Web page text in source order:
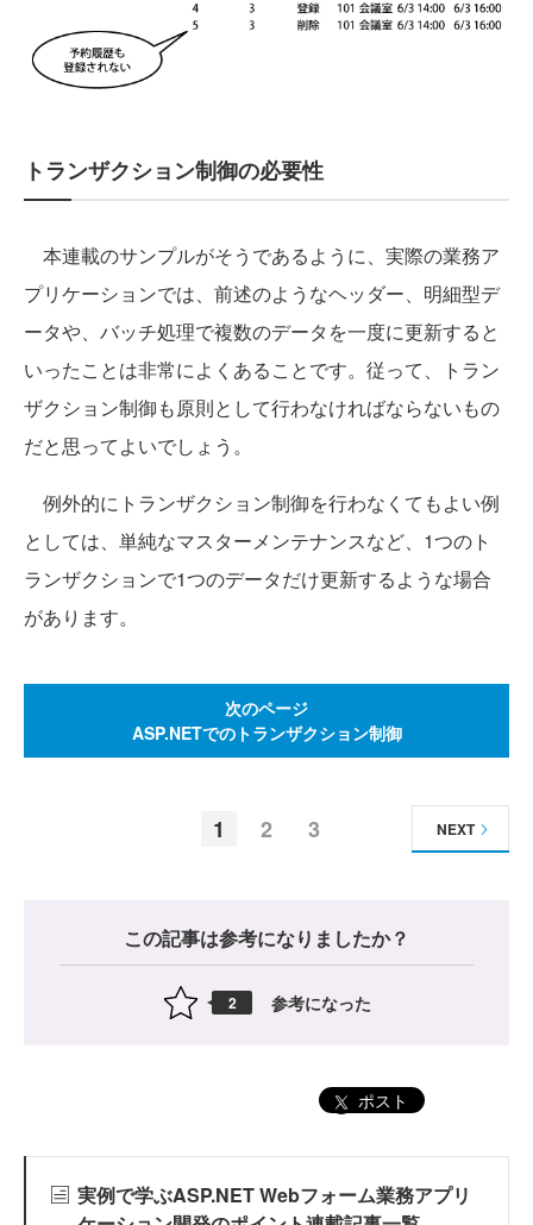
トランザクション制御の必要性
本連載のサンプルがそうであるように、実際の業務ア
プリケーションでは、前述のようなヘッダー、明細型デ
ータや、バッチ処理で複数のデータを一度に更新すると
いったことは非常によくあることです。従って、トラン
ザクション制御も原則として行わなければならないもの
だと思ってよいでしょう。
例外的にトランザクション制御を行わなくてもよい例
としては、単純なマスターメンテナンスなど、1つのト
ランザクションで1つのデータだけ更新するような場合
があります。
次のページ
ASP.NETでのトランザクション制御
1 2 3 NEXT
この記事は参考になりましたか？
2 参考になった
ポスト
実例で学ぶASP.NET Webフォーム業務アプリ